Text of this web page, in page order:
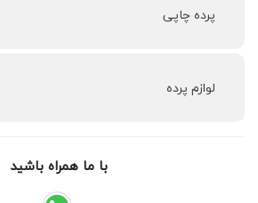
پرده چاپی
لوازم پرده
با ما همراه باشید